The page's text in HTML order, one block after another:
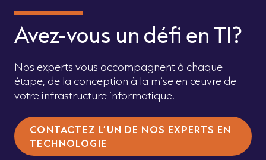
Avez-vous un défi en TI?
Nos experts vous accompagnent à chaque
étape, de la conception à la mise en œuvre de
votre infrastructure informatique.
CONTACTEZ L’UN DE NOS EXPERTS EN
TECHNOLOGIE